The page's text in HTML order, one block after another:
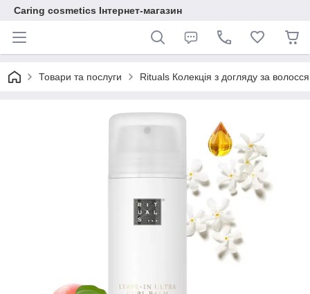
Caring cosmetics Інтернет-магазин
Товари та послуги Rituals Колекція з догляду за